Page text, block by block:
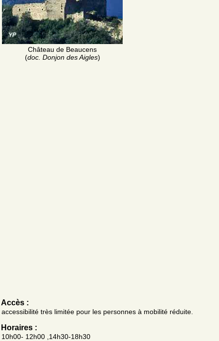
Château de Beaucens
(doc. Donjon des Aigles)
Accès :
accessibilité très limitée pour les personnes à mobilité réduite.
Horaires :
10h00- 12h00 ,14h30-18h30